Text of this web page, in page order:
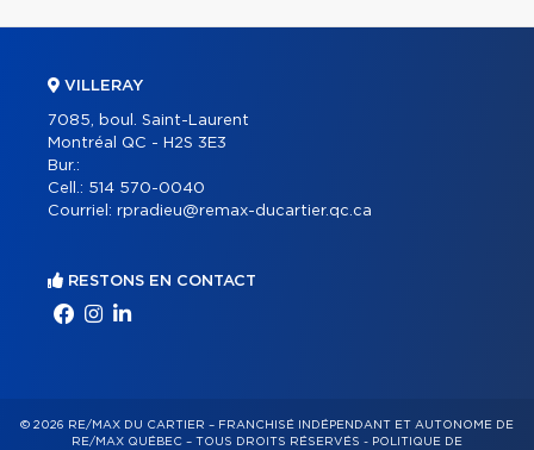
VILLERAY
7085, boul. Saint-Laurent
Montréal QC - H2S 3E3
Bur.:
Cell.: 514 570-0040
Courriel: rpradieu@remax-ducartier.qc.ca
RESTONS EN CONTACT
© 2026 RE/MAX DU CARTIER – FRANCHISÉ INDÉPENDANT ET AUTONOME DE
RE/MAX QUÉBEC – TOUS DROITS RÉSERVÉS - POLITIQUE DE